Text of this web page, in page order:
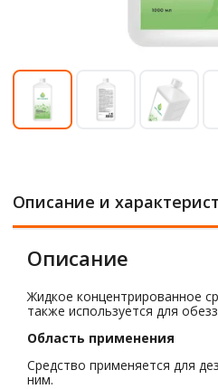
Описание и
Описание
Жидкое концентрированное
также используется для
Область применения
Средство применяется для
ним.